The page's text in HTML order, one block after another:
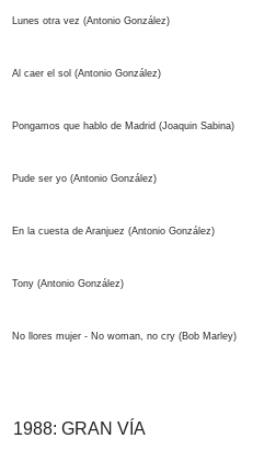
Lunes otra vez (Antonio González)
Al caer el sol (Antonio González)
Pongamos que hablo de Madrid (Joaquin Sabina)
Pude ser yo (Antonio González)
En la cuesta de Aranjuez (Antonio González)
Tony (Antonio González)
No llores mujer - No woman, no cry (Bob Marley)
1988: GRAN VÍA